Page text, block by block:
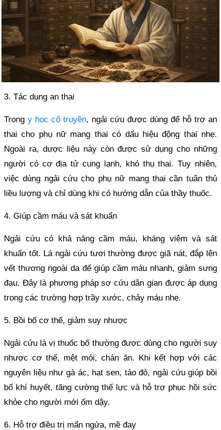
3. Tác dụng an thai
Trong y học cổ truyền, ngải cứu được dùng để hỗ trợ an
thai cho phụ nữ mang thai có dấu hiệu động thai nhẹ.
Ngoài ra, dược liệu này còn được sử dụng cho những
người có cơ địa tử cung lạnh, khó thụ thai. Tuy nhiên,
việc dùng ngải cứu cho phụ nữ mang thai cần tuân thủ
liều lượng và chỉ dùng khi có hướng dẫn của thầy thuốc.
4. Giúp cầm máu và sát khuẩn
Ngải cứu có khả năng cầm máu, kháng viêm và sát
khuẩn tốt. Lá ngải cứu tươi thường được giã nát, đắp lên
vết thương ngoài da để giúp cầm máu nhanh, giảm sưng
đau. Đây là phương pháp sơ cứu dân gian được áp dụng
trong các trường hợp trầy xước, chảy máu nhẹ.
5. Bồi bổ cơ thể, giảm suy nhược
Ngải cứu là vị thuốc bổ thường được dùng cho người suy
nhược cơ thể, mệt mỏi, chán ăn. Khi kết hợp với các
nguyên liệu như gà ác, hạt sen, táo đỏ, ngải cứu giúp bồi
bổ khí huyết, tăng cường thể lực và hỗ trợ phục hồi sức
khỏe cho người mới ốm dậy.
6. Hỗ trợ điều trị mẩn ngứa, mề đay